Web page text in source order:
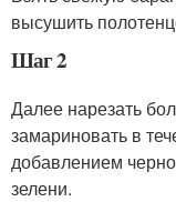
высушить
Шаг 2
Далее нарезать
замариновать в
добавлением
зелени.